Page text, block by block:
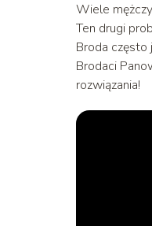
Wiele
Ten drugi
Broda
Brodaci
rozwiązania!